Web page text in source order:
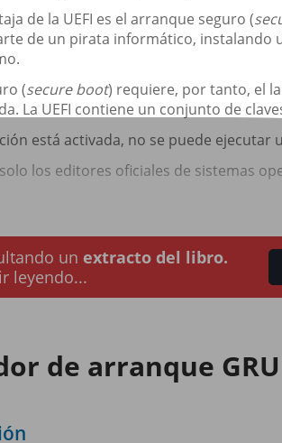
de la UEFI es el arranque seguro (
de un pirata informático, instalando
(secure boot) requiere, por tanto, el
La UEFI contiene un conjunto de
está activada, no se puede ejecutar
los editores oficiales de sistemas
un extracto del libro.
leyendo...
de arranque